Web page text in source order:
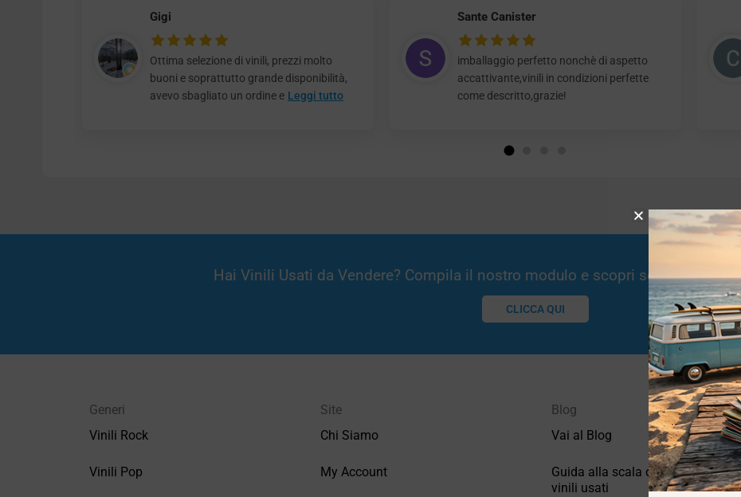
Gigi
Ottima selezione di vinili, prezzi molto
buoni e soprattutto grande disponibilità,
avevo sbagliato un ordine e Leggi tutto
Sante Canister
imballaggio perfetto nonchè di aspetto
accattivante,vinili in condizioni perfette
come descritto,grazie!
Hai Vinili Usati da Vendere? Compila il nostro modulo e scopri se potremmo
CLICCA QUI
Generi
Vinili Rock
Vinili Pop
Site
Chi Siamo
My Account
Blog
Vai al Blog
Guida alla scala di valutazione
vinili usati